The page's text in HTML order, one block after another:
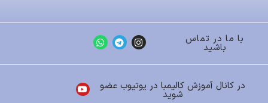
با ما در تماس
باشید
در کانال آموزش کالیمبا در یوتیوب عضو
شوید